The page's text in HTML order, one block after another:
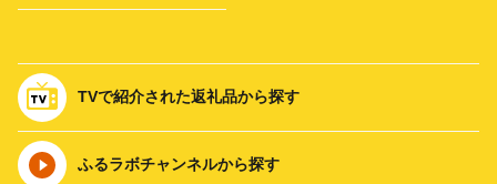
TVで紹介された返礼品から探す
ふるラボチャンネルから探す